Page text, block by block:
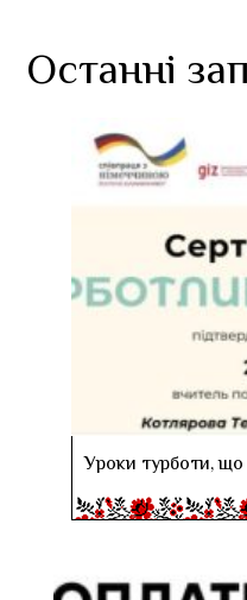
Останні
Уроки турботи,